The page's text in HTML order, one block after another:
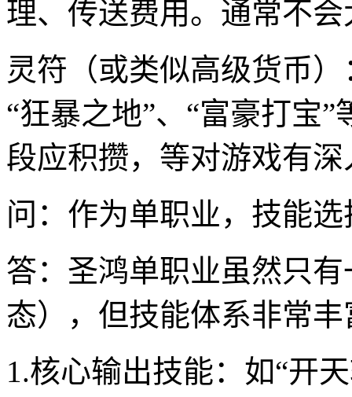
理、传送费用。通常不
灵符（或类似高级货币
“狂暴之地”、“富豪打宝
段应积攒，等对游戏有
问：作为单职业，技能
答：圣鸿单职业虽然只
态），但技能体系非常丰
1.核心输出技能：如“开